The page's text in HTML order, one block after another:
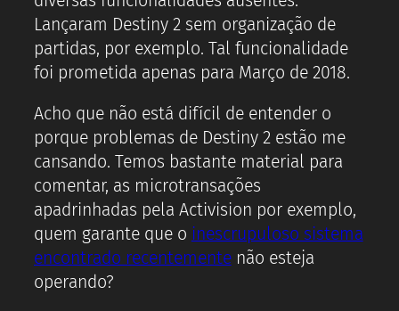
Lançaram Destiny 2 sem organização de
partidas, por exemplo. Tal funcionalidade
foi prometida apenas para Março de 2018.
Acho que não está difícil de entender o
porque problemas de Destiny 2 estão me
cansando. Temos bastante material para
comentar, as microtransações
apadrinhadas pela Activision por exemplo,
quem garante que o inescrupuloso sistema
encontrado recentementenão esteja
operando?